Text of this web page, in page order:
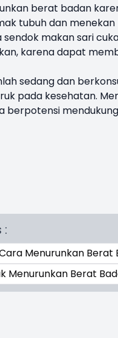
berat badan
tubuh dan menekan
makan sari
karena dapat
sedang dan
pada kesehatan.
berpotensi
:
Menurunkan Berat
Menurunkan Berat